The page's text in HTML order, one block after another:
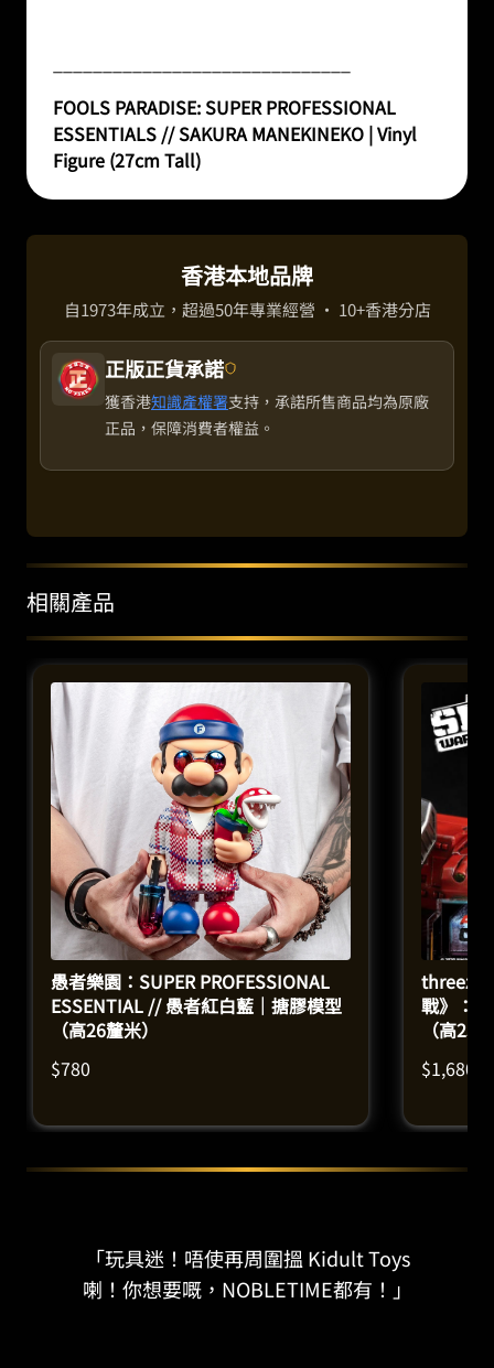
FOOLS PARADISE: SUPER PROFESSIONAL
ESSENTIALS // SAKURA MANEKINEKO | Vinyl
Figure (27cm Tall)
香港本地品牌
自1973年成立，超過50年專業經營 · 10+香港分店
正版正貨承諾
獲香港知識產權署支持，承諾所售商品均為原廠
正品，保障消費者權益。
相關產品
愚者樂園：SUPER PROFESSIONAL
ESSENTIAL // 愚者紅白藍｜搪膠模型
（高26釐米）
$780
戰》：
（高
$1,680
「玩具迷！唔使再周圍搵 Kidult Toys
喇！你想要嘅，NOBLETIME都有！」